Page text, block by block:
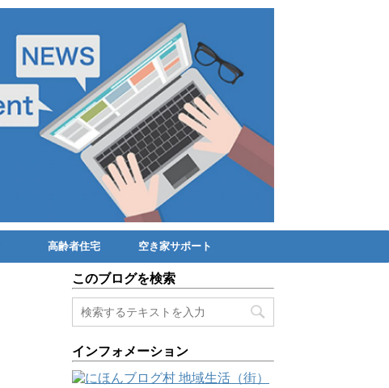
高齢者住宅 空き家サポート
このブログを検索
インフォメーション